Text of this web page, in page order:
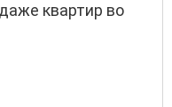
квартир во